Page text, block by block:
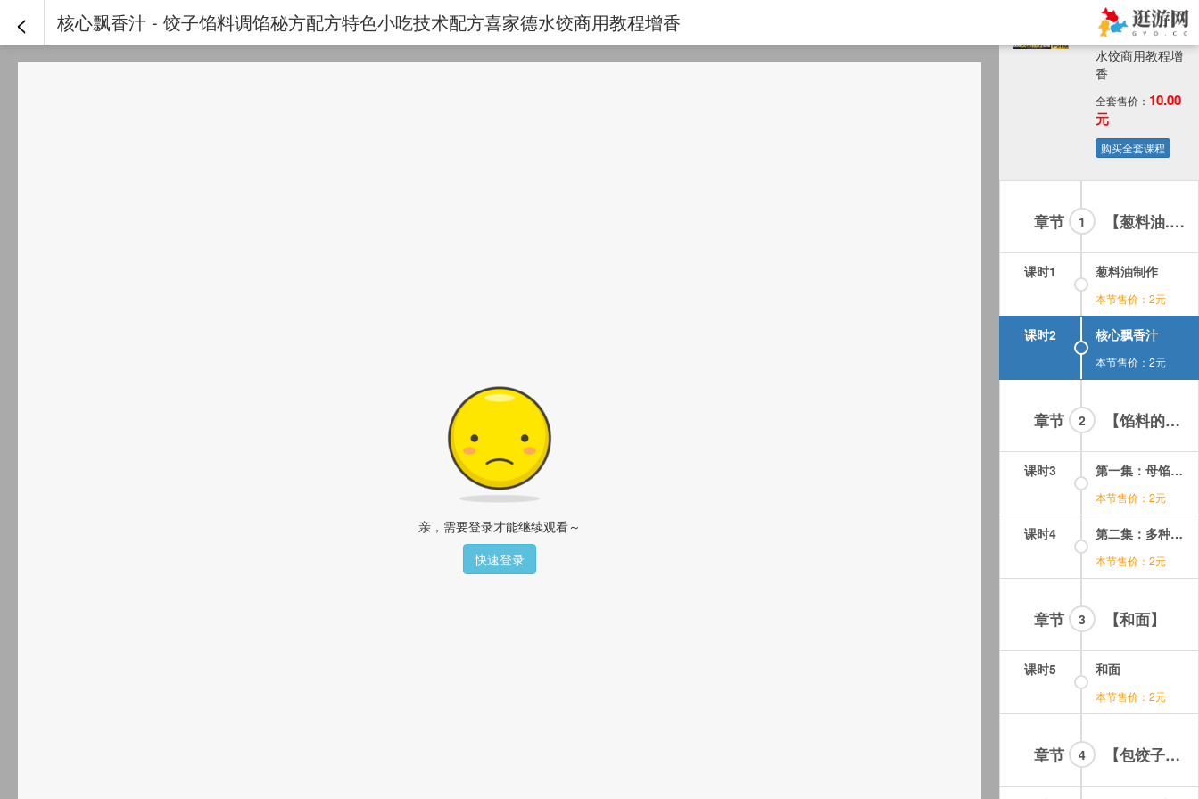
< 核心飘香汁 - 饺子馅料调馅秘方配方特色小吃技术配方喜家德水饺商用教程增香
亲，需要登录才能继续观看～
快速登录
方配方特色小吃
技术配方喜家德
水饺商用教程增
香
全套售价： 10.00
元
购买全套课程
章节 【葱料油.飘香汁---制作】
1
课时1 葱料油制作
本节售价：2元
课时2 核心飘香汁
本节售价：2元
章节 【馅料的制作】
2
课时3 第一集：母馅调配
本节售价：2元
课时4 第二集：多种馅料搭配
本节售价：2元
章节 【和面】
3
课时5 和面
本节售价：2元
章节 【包饺子煮饺子】
4